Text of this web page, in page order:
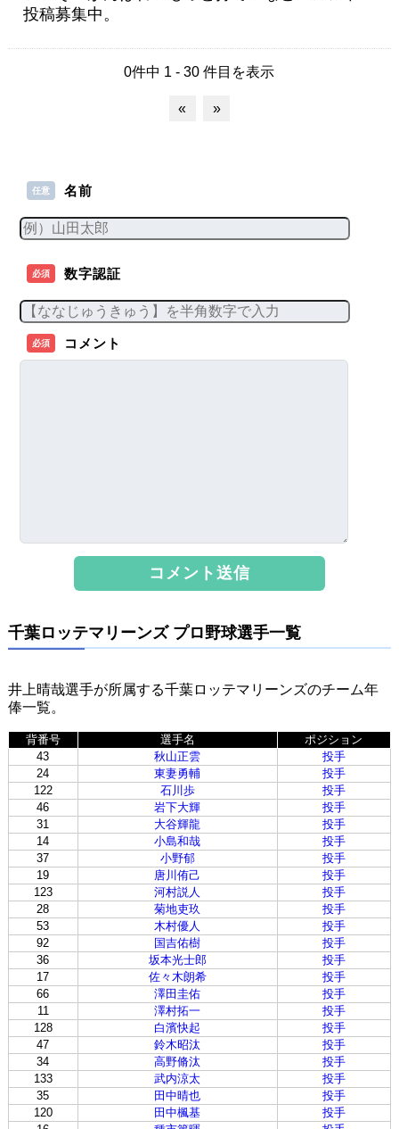
投稿募集中。
0件中 1 - 30 件目を表示
« »
任意 名前
必須 数字認証
必須 コメント
千葉ロッテマリーンズ プロ野球選手一覧
井上晴哉選手が所属する千葉ロッテマリーンズのチーム年
俸一覧。
背番号 選手名
ポジション
43
秋山正雲
投手
24
東妻勇輔
投手
122
石川歩
投手
46
岩下大輝
投手
31
大谷輝龍
投手
14
小島和哉
投手
37
小野郁
投手
19
唐川侑己
投手
123
河村説人
投手
28
菊地吏玖
投手
53
木村優人
投手
92
国吉佑樹
投手
36
坂本光士郎
投手
17
佐々木朗希
投手
66
澤田圭佑
投手
11
澤村拓一
投手
128
白濱快起
投手
47
鈴木昭汰
投手
34
高野脩汰
投手
133
武内涼太
投手
35
田中晴也
投手
120
田中楓基
投手